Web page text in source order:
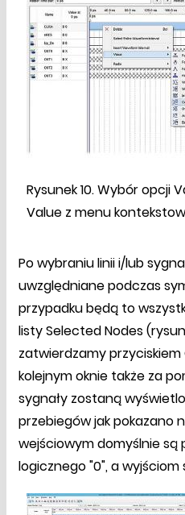
Rysunek 10. Wybór opcji
Value z menu
Po wybraniu linii i/lub
uwzględniane podczas
przypadku będą to
listy Selected Nodes
zatwierdzamy
kolejnym oknie także za
sygnały zostaną
przebiegów jak pokazano
wejściowym domyślnie są
logicznego "0", a